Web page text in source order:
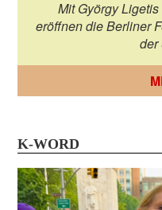
Mit György
eröffnen die Berliner
der
K-WORD